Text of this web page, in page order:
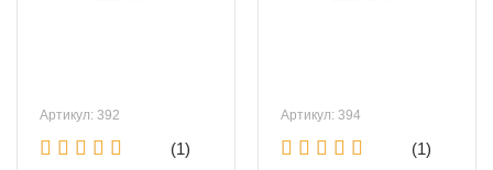
Артикул: 392
(1)
Артикул: 394
(1)